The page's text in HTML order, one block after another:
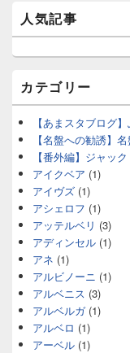
人気記事
カテゴリー
【あまスタブログ
【名盤への勧誘】
【番外編】ジャッ
アイクベア (1)
アイヴズ (1)
アシェロフ (1)
アッテルベリ (3)
アディンセル (1)
アネ (1)
アルビノーニ (1)
アルベニス (3)
アルベルガ(1)
アルベロ (1)
アーベル (1)